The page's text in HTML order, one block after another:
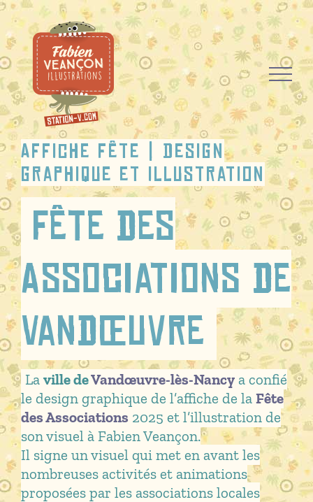
Passer
au
contenu
Affiche fête | design
graphique et illustration
Fête des
Associations de
Vandœuvre
Laville deVandœuvre-lès-Nancy a confié
le design graphique de l’affiche de la Fête
des Associations 2025 et l’illustration de
son visuel à Fabien Veançon.
Il signe un visuel qui met en avant les
nombreuses activités et animations
proposées par les associations locales